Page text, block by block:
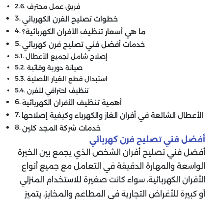
فريق عمل محترف
خطوات تصليح الفرن الكهربائي
ما هي أسعار تنظيف الأفران الكهربائية؟
خدمات أفضل فني تصليح فرن كهربائي
إصلاح شامل لجميع الأعطال
صيانة دورية وقائية
استبدال قطع الغيار الأصلية
تنظيف احترافي للفرن
أهمية تنظيف الأفران الكهربائية
الأعطال الشائعة في أفران الغاز والكهرباء وكيفية إصلاحها
خدمات شركة المجد كلين
أفضل فني تصليح فرن كهربائي
أفضل فني تصليح أفران الشخص الذي يجمع بين الخبرة
الواسعة والمهارة الدقيقة في التعامل مع جميع أنواع
الأفران الكهربائية، سواء كانت صغيرة للاستخدام المنزلي
أو كبيرة للأغراض التجارية في المطاعم والمخابز، يتميز